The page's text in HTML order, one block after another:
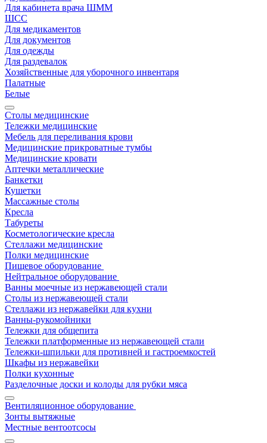
Для кабинета врача ШММ
ШСС
Для медикаментов
Для документов
Для одежды
Для раздевалок
Хозяйственные для уборочного инвентаря
Палатные
Белые
Столы медицинские
Тележки медицинские
Мебель для переливания крови
Медицинские прикроватные тумбы
Медицинские кровати
Аптечки металлические
Банкетки
Кушетки
Массажные столы
Кресла
Табуреты
Косметологические кресла
Стеллажи медицинские
Полки медицинские
Пищевое оборудование
Нейтральное оборудование
Ванны моечные из нержавеющей стали
Столы из нержавеющей стали
Стеллажи из нержавейки для кухни
Ванны-рукомойники
Тележки для общепита
Тележки платформенные из нержавеющей стали
Тележки-шпильки для противней и гастроемкостей
Шкафы из нержавейки
Полки кухонные
Разделочные доски и колоды для рубки мяса
Вентиляционное оборудование
Зонты вытяжные
Местные вентоотсосы